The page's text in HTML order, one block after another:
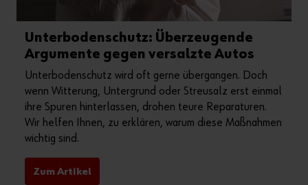
Unterbodenschutz: Überzeugende
Argumente gegen versalzte Autos
Unterbodenschutz wird oft gerne übergangen. Doch
wenn Witterung, Untergrund oder Streusalz erst einmal
ihre Spuren hinterlassen, drohen teure Reparaturen.
Wir helfen Ihnen, zu erklären, warum diese Maßnahmen
wichtig sind.
Zum Artikel